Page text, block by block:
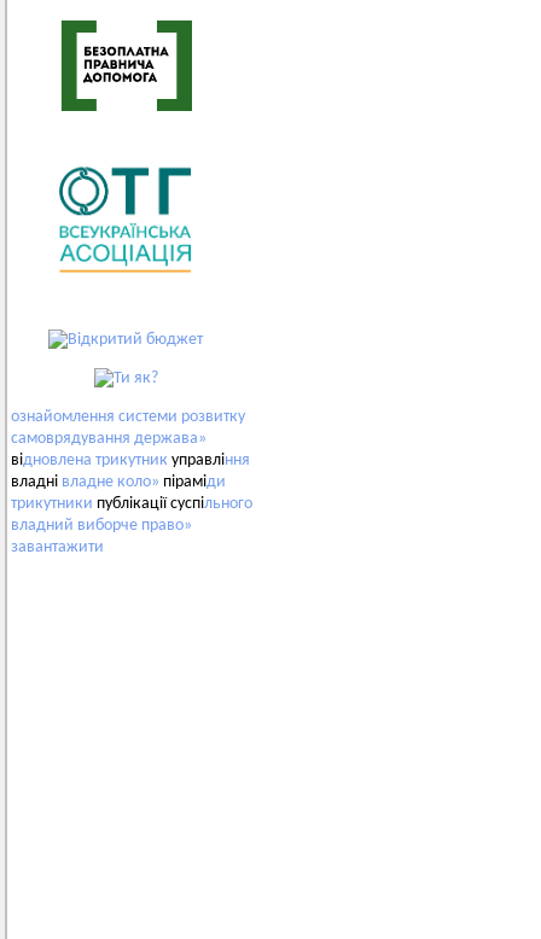
ознайомлення системи розвитку
самоврядування держава»
відновлена трикутник управління
владні владне коло» піраміди
трикутники публікації суспільного
владний виборче право»
завантажити